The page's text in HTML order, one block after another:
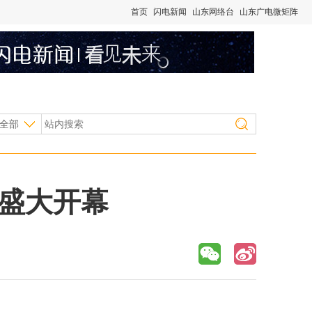
首页 闪电新闻 山东网络台 山东广电微矩阵
部
大开幕